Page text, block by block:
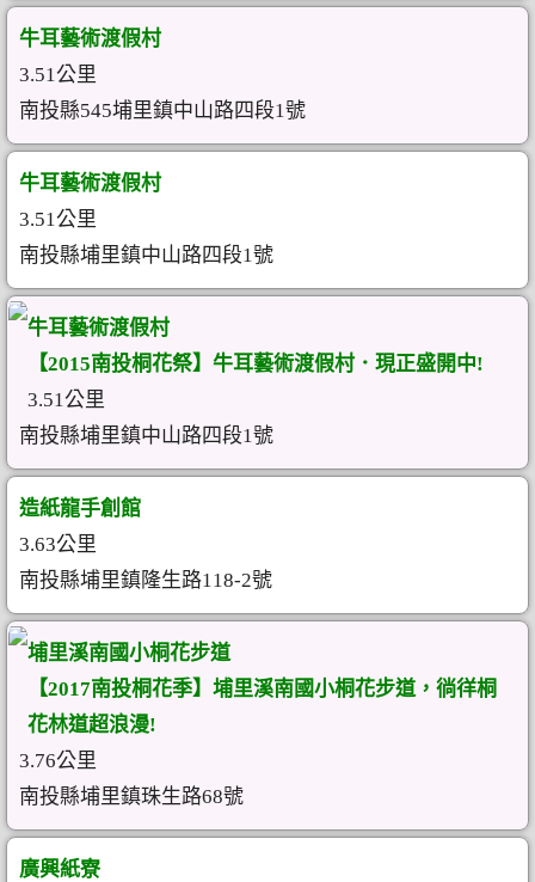
牛耳藝術渡假村
3.51公里
南投縣545埔里鎮中山路四段1號
牛耳藝術渡假村
3.51公里
南投縣埔里鎮中山路四段1號
牛耳藝術渡假村
【2015南投桐花祭】牛耳藝術渡假村．現正盛開中!
3.51公里
南投縣埔里鎮中山路四段1號
造紙龍手創館
3.63公里
南投縣埔里鎮隆生路118-2號
埔里溪南國小桐花步道
【2017南投桐花季】埔里溪南國小桐花步道，徜徉桐
花林道超浪漫!
3.76公里
南投縣埔里鎮珠生路68號
廣興紙寮